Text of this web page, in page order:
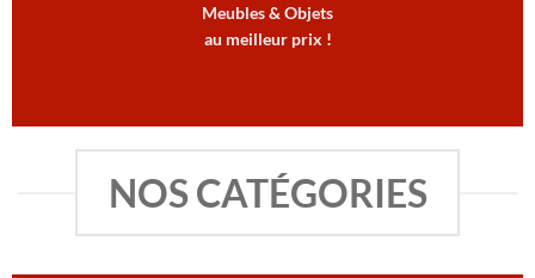
Meubles & Objets
au meilleur prix !
NOS CATÉGORIES